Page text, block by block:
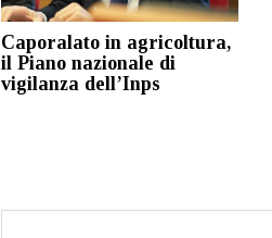
Caporalato in agricoltura,
il Piano nazionale di
vigilanza dell’Inps